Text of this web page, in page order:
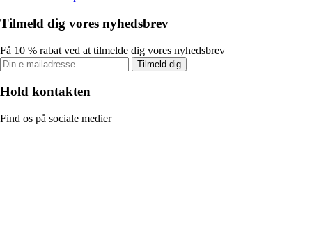
Tilmeld dig vores nyhedsbrev
Få 10 % rabat ved at tilmelde dig vores nyhedsbrev
Tilmeld dig
Hold kontakten
Find os på sociale medier